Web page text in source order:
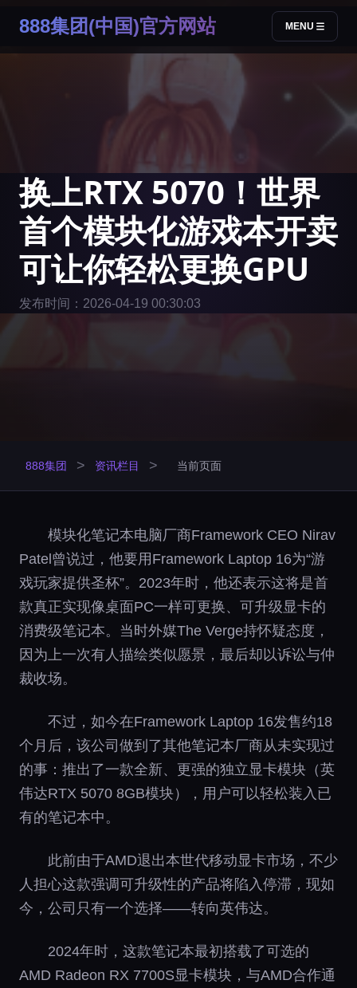
888集团(中国)官方网站 MENU
换上RTX 5070！世界
首个模块化游戏本开卖
可让你轻松更换GPU
发布时间：2026-04-19 00:30:03
888集团 > 资讯栏目 > 当前页面
模块化笔记本电脑厂商Framework CEO Nirav
Patel曾说过，他要用Framework Laptop 16为“游
戏玩家提供圣杯”。2023年时，他还表示这将是首
款真正实现像桌面PC一样可更换、可升级显卡的
消费级笔记本。当时外媒The Verge持怀疑态度，
因为上一次有人描绘类似愿景，最后却以诉讼与仲
裁收场。
不过，如今在Framework Laptop 16发售约18
个月后，该公司做到了其他笔记本厂商从未实现过
的事：推出了一款全新、更强的独立显卡模块（英
伟达RTX 5070 8GB模块），用户可以轻松装入已
有的笔记本中。
此前由于AMD退出本世代移动显卡市场，不少
人担心这款强调可升级性的产品将陷入停滞，现如
今，公司只有一个选择——转向英伟达。
2024年时，这款笔记本最初搭载了可选的
AMD Radeon RX 7700S显卡模块，与AMD合作通